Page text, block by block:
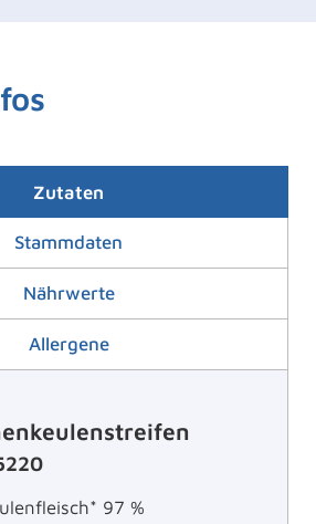
Zutaten
Stammdaten
Nährwerte
Allergene
97 %